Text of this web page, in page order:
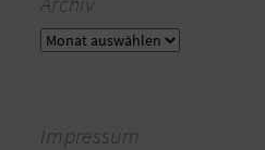
Archiv
Impressum